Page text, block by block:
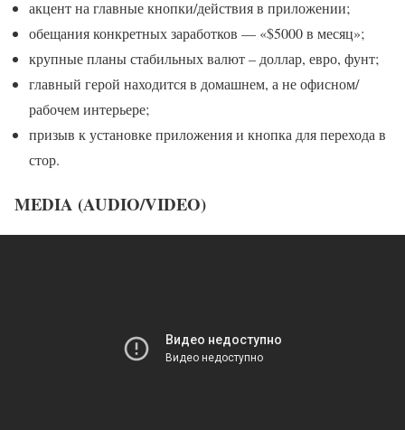
акцент на главные кнопки/действия в приложении;
обещания конкретных заработков — «$5000 в месяц»;
крупные планы стабильных валют – доллар, евро, фунт;
главный герой находится в домашнем, а не офисном/
рабочем интерьере;
призыв к установке приложения и кнопка для перехода в
стор.
MEDIA (AUDIO/VIDEO)